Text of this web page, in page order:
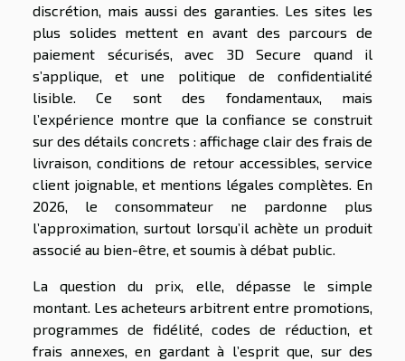
discrétion, mais aussi des garanties. Les sites les
plus solides mettent en avant des parcours de
paiement sécurisés, avec 3D Secure quand il
s’applique, et une politique de confidentialité
lisible. Ce sont des fondamentaux, mais
l’expérience montre que la confiance se construit
sur des détails concrets : affichage clair des frais de
livraison, conditions de retour accessibles, service
client joignable, et mentions légales complètes. En
2026, le consommateur ne pardonne plus
l’approximation, surtout lorsqu’il achète un produit
associé au bien-être, et soumis à débat public.
La question du prix, elle, dépasse le simple
montant. Les acheteurs arbitrent entre promotions,
programmes de fidélité, codes de réduction, et
frais annexes, en gardant à l’esprit que, sur des